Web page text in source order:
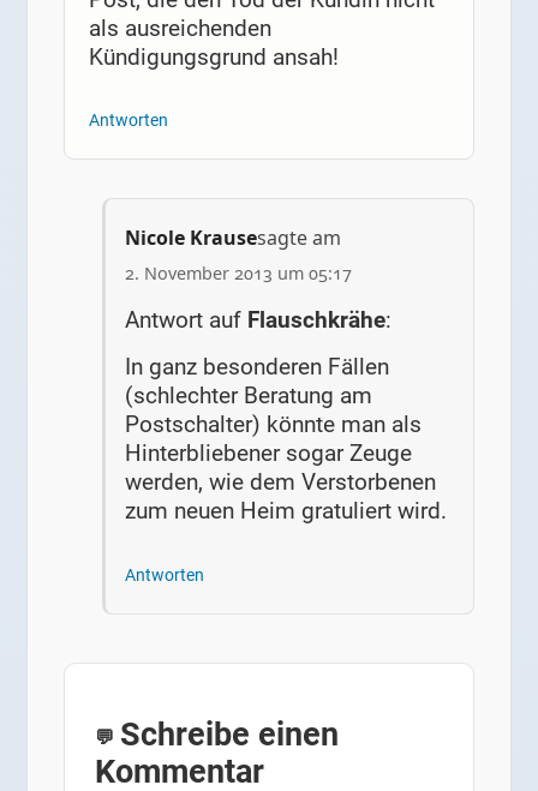
als ausreichenden
Kündigungsgrund ansah!
Antworten
Nicole Krausesagte am
2. November 2013 um 05:17
Antwort auf Flauschkrähe:
In ganz besonderen Fällen
(schlechter Beratung am
Postschalter) könnte man als
Hinterbliebener sogar Zeuge
werden, wie dem Verstorbenen
zum neuen Heim gratuliert wird.
Antworten
Schreibe einen
Kommentar